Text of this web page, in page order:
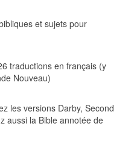
et sujets pour
traductions en français (y
Nouveau)
les versions Darby, Second
aussi la Bible annotée de